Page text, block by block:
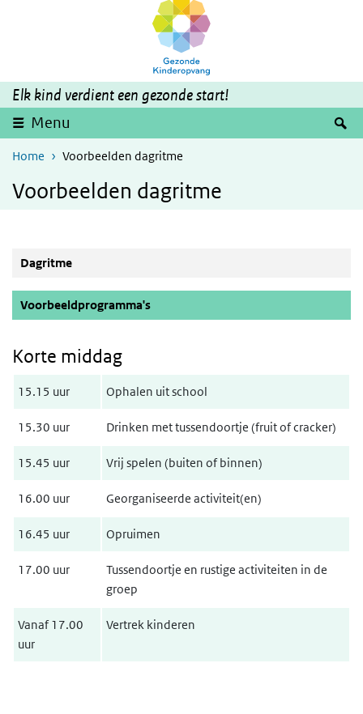
Elk kind verdient een gezonde start!
Menu
Home Voorbeelden dagritme
Voorbeelden dagritme
Dagritme
Voorbeeldprogramma's(Active button)
Korte middag
15.15 uur Ophalen uit school
15.30 uur Drinken met tussendoortje (fruit of cracker)
15.45 uur Vrij spelen (buiten of binnen)
16.00 uur Georganiseerde activiteit(en)
16.45 uur Opruimen
17.00 uur
Tussendoortje en rustige activiteiten in de
groep
Vanaf 17.00
uur
Vertrek kinderen